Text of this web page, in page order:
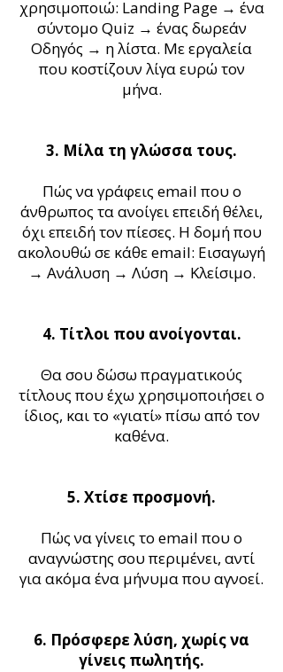
χρησιμοποιώ: Landing Page → ένα
σύντομο Quiz → ένας δωρεάν
Οδηγός → η λίστα. Με εργαλεία
που κοστίζουν λίγα ευρώ τον
μήνα.
3. Μίλα τη γλώσσα τους.
Πώς να γράφεις email που ο
άνθρωπος τα ανοίγει επειδή θέλει,
όχι επειδή τον πίεσες. Η δομή που
ακολουθώ σε κάθε email: Εισαγωγή
→ Ανάλυση → Λύση → Κλείσιμο.
4. Τίτλοι που ανοίγονται.
Θα σου δώσω πραγματικούς
τίτλους που έχω χρησιμοποιήσει ο
ίδιος, και το «γιατί» πίσω από τον
καθένα.
5. Χτίσε προσμονή.
Πώς να γίνεις το email που ο
αναγνώστης σου περιμένει, αντί
για ακόμα ένα μήνυμα που αγνοεί.
6. Πρόσφερε λύση, χωρίς να
γίνεις πωλητής.